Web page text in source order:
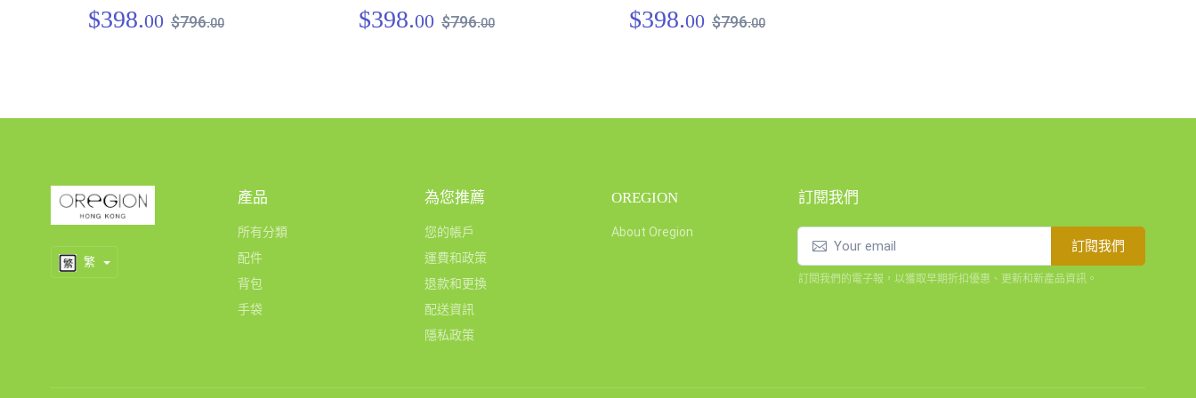
$398.00 $796.00 $398.00 $796.00 $398.00 $796.00
繁
產品
所有分類
配件
背包
手袋
為您推薦
您的帳戶
運費和政策
退款和更換
配送資訊
隱私政策
OREGION
About Oregion
訂閱我們
訂閱我們
訂閱我們的電子報，以獲取早期折扣優惠、更新和新產品資訊。